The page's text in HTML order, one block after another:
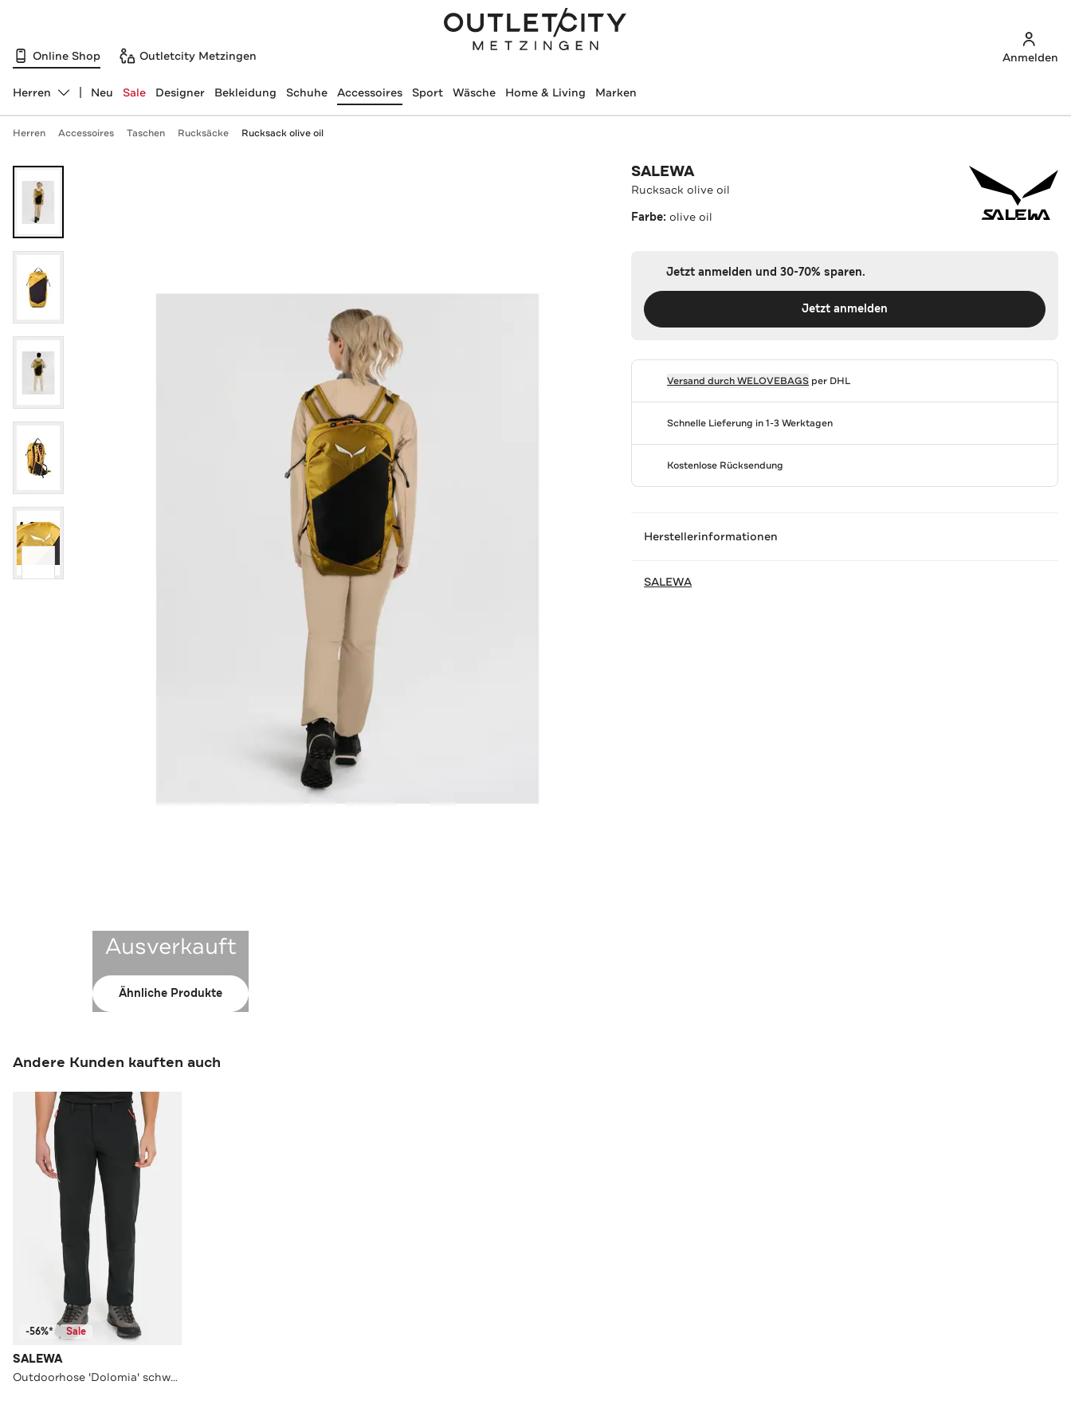
Online Shop Outletcity Metzingen Anmelden
Abteilung ändern, ausgewählt:
Herren Neu Sale Designer Bekleidung Schuhe Accessoires Sport Wäsche Home & Living Marken
Herren Accessoires Taschen Rucksäcke Rucksack olive oil
Ausverkauft
Ähnliche Produkte
SALEWA
Rucksack olive oil
Farbe:olive oil
Jetzt anmelden und 30-70% sparen.
Jetzt anmelden
Versand durchWELOVEBAGS per DHL
Schnelle Lieferung in 1-3 Werktagen
Kostenlose Rücksendung
Herstellerinformationen
SALEWA
Andere Kunden kauften auch
-56%* Sale
SALEWA
Outdoorhose 'Dolomia' schwarz